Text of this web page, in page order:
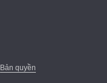
Bản quyền